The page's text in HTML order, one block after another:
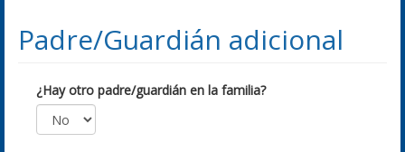
Padre/Guardián adicional
¿Hay otro padre/guardián en la familia?